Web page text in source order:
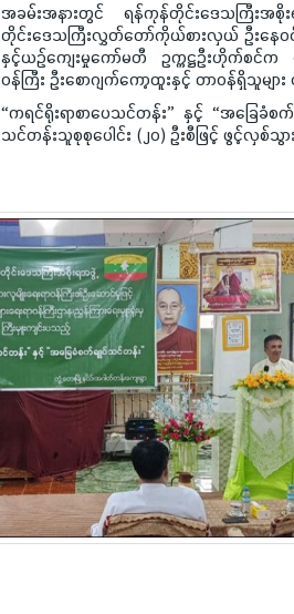
အခမ်းအနားတွင် ရန်ကုန်တိုင်းဒေသကြီးအစိုး
တိုင်းဒေသကြီးလွှတ်တော်ကိုယ်စားလှယ် ဦးနေဝ
နှင့်ယဉ်ကျေးမှုကော်မတီ ဥက္ကဋ္ဌဦးဟိုက်စင်က က
ဝန်ကြီး ဦးစောဂျက်ကော့ထူးနှင့် တာဝန်ရှိသူမ
“ကရင်ရိုးရာစာပေသင်တန်း” နှင့် “အခြေ
သင်တန်းသူစုစုပေါင်း (၂၀) ဦးစီဖြင့် ဖွင့်လှစ်သွ